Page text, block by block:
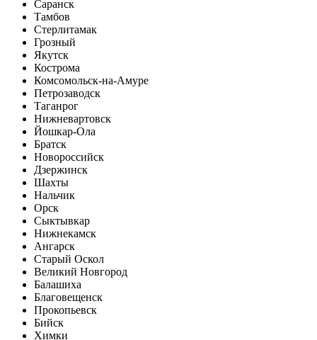
Саранск
Тамбов
Стерлитамак
Грозный
Якутск
Кострома
Комсомольск-на-Амуре
Петрозаводск
Таганрог
Нижневартовск
Йошкар-Ола
Братск
Новороссийск
Дзержинск
Шахты
Нальчик
Орск
Сыктывкар
Нижнекамск
Ангарск
Старый Оскол
Великий Новгород
Балашиха
Благовещенск
Прокопьевск
Бийск
Химки